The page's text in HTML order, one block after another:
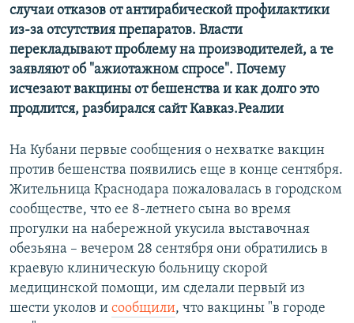
случаи отказов от антирабической профилактики
из-за отсутствия препаратов. Власти
перекладывают проблему на производителей, а те
заявляют об "ажиотажном спросе". Почему
исчезают вакцины от бешенства и как долго это
продлится, разбирался сайт Кавказ.Реалии
На Кубани первые сообщения о нехватке вакцин
против бешенства появились еще в конце сентября.
Жительница Краснодара пожаловалась в городском
сообществе, что ее 8-летнего сына во время
прогулки на набережной укусила выставочная
обезьяна – вечером 28 сентября они обратились в
краевую клиническую больницу скорой
медицинской помощи, им сделали первый из
шести уколов и сообщили, что вакцины "в городе